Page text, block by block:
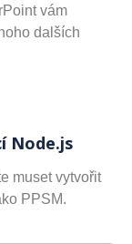
vám
dalších
Node.js
muset vytvořit
PPSM.